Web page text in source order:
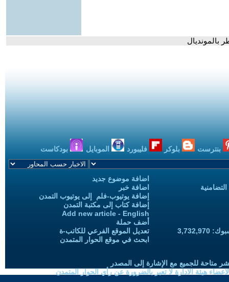
بالمونديال
بنترست بلوكر فليبورد الموبايل بودكاست
اضافة موضوع جديد
اضافة خبر
إضافة يوتيوب-فلم إلى يوتيوب التمدن
إضافة كتاب إلى مكتبة التمدن
Add new article - English
أضف حملة
تعديل الموقع الفرعي للكاتب-ة
ابحث في موقع الحوار المتمدن
متاحة للجميع مع الإشارة إلى المصدر
هيئة الادارة لا تعبر بالضرورة عن رأي الحوار المتمدن